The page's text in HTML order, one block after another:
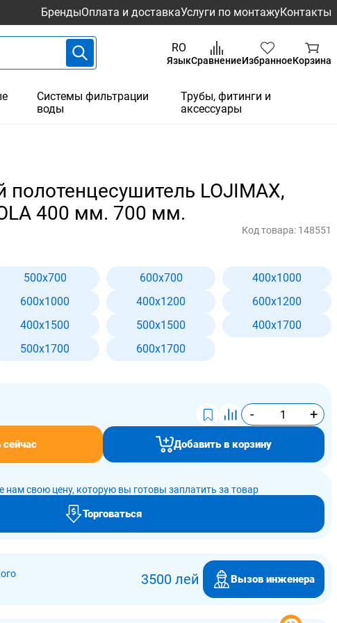
БрендыОплата и доставкаУслуги по монтажуКонтакты
RO
ЯзыкСравнениеИзбранноеКорзина
Системы фильтрации
воды
Трубы, фитинги и
аксессуары
полотенцесушитель LOJIMAX,
400 мм. 700 мм.
Код товара: 148551
500x700 600x700
400x1000
600x1000 400x1200
600x1200
400x1500 500x1500
400x1700
500x1700 600x1700
- +
Добавить в корзину
нам свою цену, которую вы готовы заплатить за товар
Торговаться
3500 лей Вызов инженера